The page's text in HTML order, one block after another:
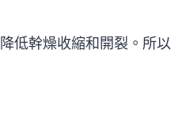
低幹燥收縮和開裂。所